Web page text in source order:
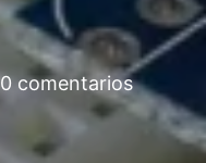
0 comentarios